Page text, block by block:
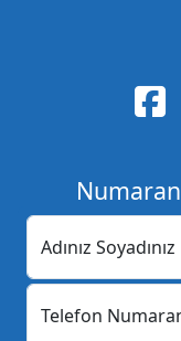
Adınız Soyadınız
Telefon